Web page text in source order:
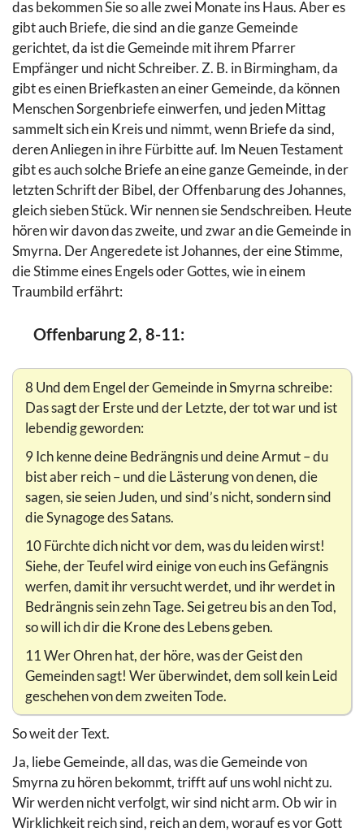
das bekommen Sie so alle zwei Monate ins Haus. Aber es
gibt auch Briefe, die sind an die ganze Gemeinde
gerichtet, da ist die Gemeinde mit ihrem Pfarrer
Empfänger und nicht Schreiber. Z. B. in Birmingham, da
gibt es einen Briefkasten an einer Gemeinde, da können
Menschen Sorgenbriefe einwerfen, und jeden Mittag
sammelt sich ein Kreis und nimmt, wenn Briefe da sind,
deren Anliegen in ihre Fürbitte auf. Im Neuen Testament
gibt es auch solche Briefe an eine ganze Gemeinde, in der
letzten Schrift der Bibel, der Offenbarung des Johannes,
gleich sieben Stück. Wir nennen sie Sendschreiben. Heute
hören wir davon das zweite, und zwar an die Gemeinde in
Smyrna. Der Angeredete ist Johannes, der eine Stimme,
die Stimme eines Engels oder Gottes, wie in einem
Traumbild erfährt:
Offenbarung 2, 8-11:
8 Und dem Engel der Gemeinde in Smyrna schreibe:
Das sagt der Erste und der Letzte, der tot war und ist
lebendig geworden:
9 Ich kenne deine Bedrängnis und deine Armut – du
bist aber reich – und die Lästerung von denen, die
sagen, sie seien Juden, und sind’s nicht, sondern sind
die Synagoge des Satans.
10 Fürchte dich nicht vor dem, was du leiden wirst!
Siehe, der Teufel wird einige von euch ins Gefängnis
werfen, damit ihr versucht werdet, und ihr werdet in
Bedrängnis sein zehn Tage. Sei getreu bis an den Tod,
so will ich dir die Krone des Lebens geben.
11 Wer Ohren hat, der höre, was der Geist den
Gemeinden sagt! Wer überwindet, dem soll kein Leid
geschehen von dem zweiten Tode.
So weit der Text.
Ja, liebe Gemeinde, all das, was die Gemeinde von
Smyrna zu hören bekommt, trifft auf uns wohl nicht zu.
Wir werden nicht verfolgt, wir sind nicht arm. Ob wir in
Wirklichkeit reich sind, reich an dem, worauf es vor Gott